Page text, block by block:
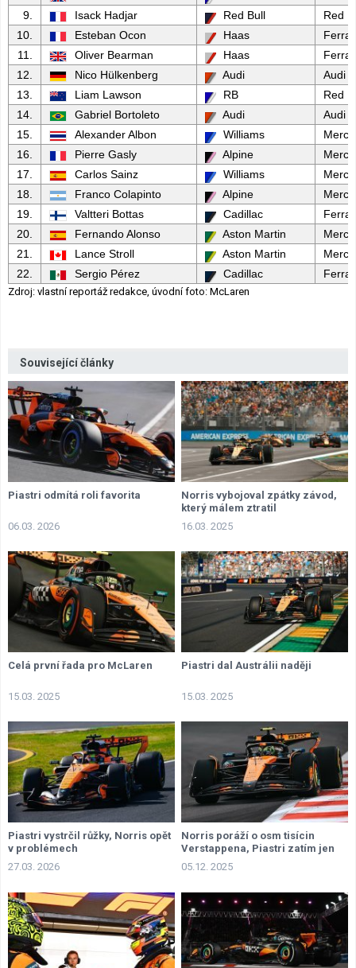
9.
Isack Hadjar Red Bull
Red
10.
Esteban Ocon Haas
11.
Oliver Bearman Haas
12.
Nico Hülkenberg Audi
Audi
13.
Liam Lawson RB
Red
14.
Gabriel Bortoleto Audi
Audi
15.
Alexander Albon Williams
16.
Pierre Gasly Alpine
17.
Carlos Sainz Williams
18.
Franco Colapinto Alpine
19.
Valtteri Bottas Cadillac
20.
Fernando Alonso Aston Martin
21.
Lance Stroll Aston Martin
22.
Sergio Pérez Cadillac
Zdroj: vlastní reportáž redakce, úvodní foto: McLaren
Související články
Piastri odmítá roli favorita
06.03. 2026
Norris vybojoval zpátky závod,
který málem ztratil
16.03. 2025
Celá první řada pro McLaren
15.03. 2025
Piastri dal Austrálii naději
15.03. 2025
Piastri vystrčil růžky, Norris opět
v problémech
27.03. 2026
Norris poráží o osm tisícin
Verstappena, Piastri zatím jen
přihlíží
05.12. 2025